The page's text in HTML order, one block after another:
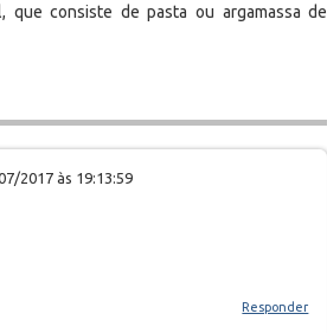
que consiste de pasta ou argamassa de
2017 às 19:13:59
Responder